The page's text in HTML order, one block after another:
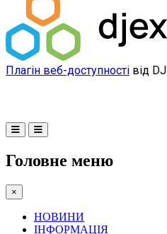
Плагін веб-доступності від
Головне меню
×
НОВИНИ
ІНФОРМАЦІЯ